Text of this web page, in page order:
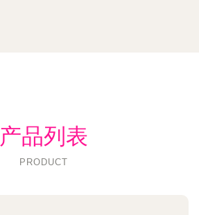
产品列表
PRODUCT